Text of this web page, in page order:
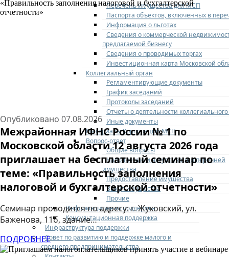
Перечень имущества для МСП
Паспорта объектов, включенных в
Информация о льготах
Сведения о коммерческой
предлагаемой бизнесу
Сведения о проводимых торгах
Инвестиционная карта Московской
Коллегиальный орган
Регламентирующие документы
График заседаний
Протоколы заседаний
Отчеты о деятельности
Иные документы
Материалы Корпорации МСП
Вопрос-ответ
Общие вопросы
Наполнение и актуализация перечней
имущества
Предоставление имущества
Выкуп имущества
Прочие
Информационная поддержка
Консультационная поддержка
Инфраструктура поддержки
Совет по развитию и поддержке малого и
среднего предпринимательства
Информационное сообщение о выявлении
объектов недвижимого на имущества,
имеющих признаки бесхозяйного.
В соответствии с положением о порядке оформления
бесхозяйного имущества в собственность городского
округа Жуковский Московской области, утвержденного
решением Совета депутатов…
ПОДРОБНЕЕ
Опубликовано 07.08.2026
Межрайонная ИФНС России № 1 по
Московской области 12 августа 2026 года
приглашает на бесплатный семинар по
теме: «Правильность заполнения
налоговой и бухгалтерской отчетности»
Семинар проводится по адресу: г. Жуковский, ул.
Баженова, 11б, здание…
ПОДРОБНЕЕ